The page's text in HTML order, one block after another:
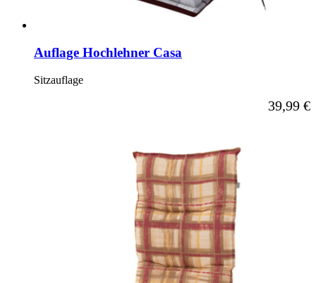
Auflage Hochlehner Casa
Sitzauflage
Ab
39,99 €